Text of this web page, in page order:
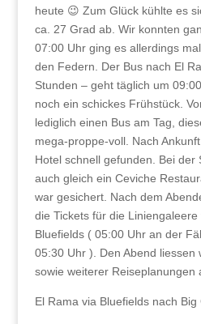
heute 😉 Zum Glück kühlte es
ca. 27 Grad ab. Wir konnten
07:00 Uhr ging es allerdings
den Federn. Der Bus nach El
Stunden – geht täglich um
noch ein schickes Frühstück.
lediglich einen Bus am Tag,
mega-proppe-voll. Nach
Hotel schnell gefunden. Bei der
auch gleich ein Ceviche
war gesichert. Nach dem
die Tickets für die
Bluefields ( 05:00 Uhr an der
05:30 Uhr ). Den Abend liessen
sowie weiterer Reiseplanungen
El Rama via Bluefields nach Big